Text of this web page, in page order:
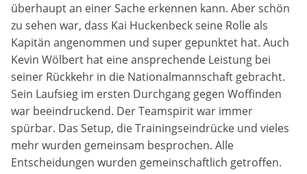
überhaupt an einer Sache erkennen kann. Aber schön
zu sehen war, dass Kai Huckenbeck seine Rolle als
Kapitän angenommen und super gepunktet hat. Auch
Kevin Wölbert hat eine ansprechende Leistung bei
seiner Rückkehr in die Nationalmannschaft gebracht.
Sein Laufsieg im ersten Durchgang gegen Woffinden
war beeindruckend. Der Teamspirit war immer
spürbar. Das Setup, die Trainingseindrücke und vieles
mehr wurden gemeinsam besprochen. Alle
Entscheidungen wurden gemeinschaftlich getroffen.
Anbieter:
Google LLC
Cookies, die ggf. zur Einbettung und Bereitstellung
von interaktiven Karten auf unserer Website gesetzt
werden.
Marketing